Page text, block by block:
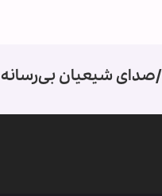
صدای شیعیان بی‌رسانه